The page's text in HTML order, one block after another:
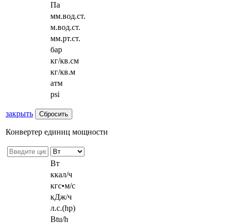
Па
мм.вод.ст.
м.вод.ст.
мм.рт.ст.
бар
кг/кв.см
кг/кв.м
атм
psi
закрыть
Конвертер единиц мощности
Вт
ккал/ч
кгс•м/с
кДж/ч
л.с.(hp)
Btu/h